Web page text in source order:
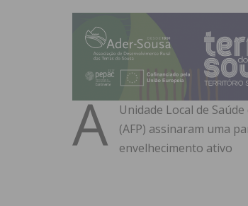
A
Unidade Local de
(AFP) assinaram uma
envelhecimento ativo